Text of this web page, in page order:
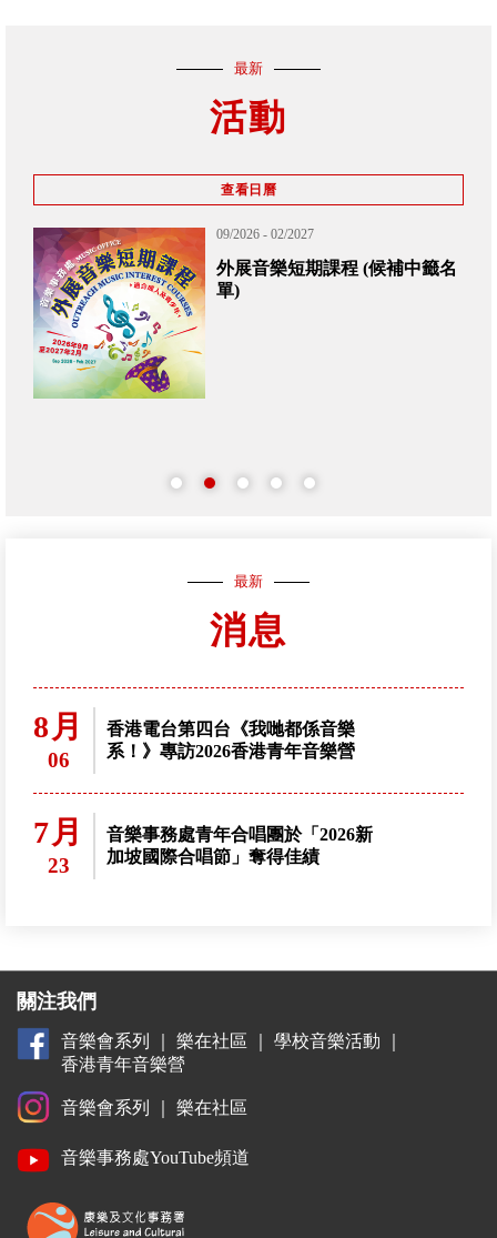
最新
活動
查看日曆
候補中籤名
11/2026 - 12/2026
2026香港青年音樂匯演現
最新
消息
8月
06
香港電台第四台《我哋都係音樂
系！》專訪2026香港青年音樂營
7月
23
音樂事務處青年合唱團於「2026新
加坡國際合唱節」奪得佳績
關注我們
音樂會系列 樂在社區 學校音樂活動
香港青年音樂營
音樂會系列 樂在社區
音樂事務處YouTube頻道